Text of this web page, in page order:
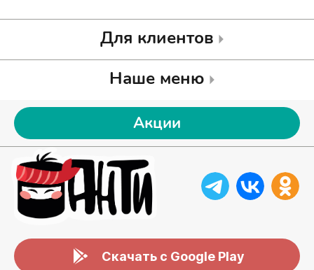
Для клиентов
Наше меню
Акции
Скачать с Google Play